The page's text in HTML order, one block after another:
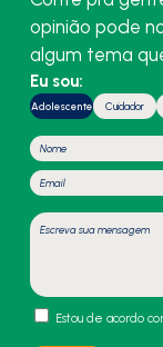
opinião pode
algum tema
Eu sou:
Adolescente Cuidador
Estou de acordo